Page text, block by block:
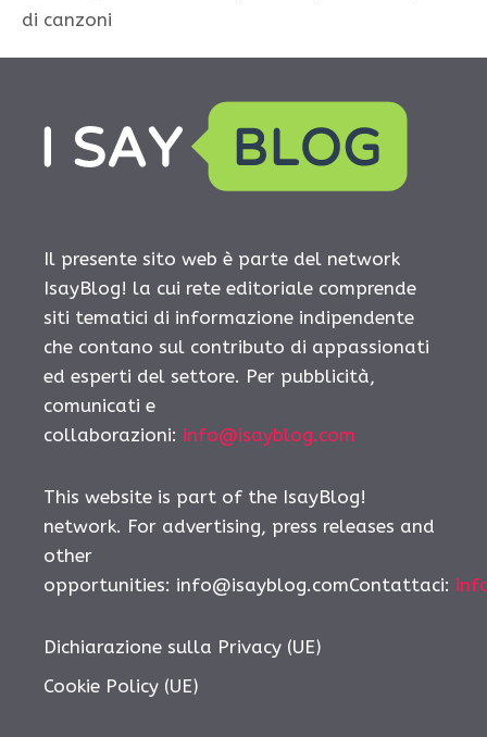
di canzoni
Il presente sito web è parte del network
IsayBlog! la cui rete editoriale comprende
siti tematici di informazione indipendente
che contano sul contributo di appassionati
ed esperti del settore. Per pubblicità,
comunicati e
collaborazioni: info@isayblog.com
This website is part of the IsayBlog!
network. For advertising, press releases and
other
opportunities: info@isayblog.comContattaci:
Dichiarazione sulla Privacy (UE)
Cookie Policy (UE)